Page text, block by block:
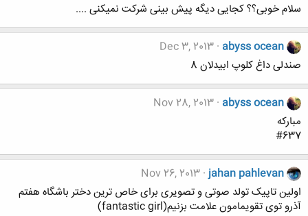
سلام خوبی؟؟ کجایی دیگه پیش بینی شرکت نمیکنی ....
abyss ocean
Dec 3, 2013
صندلی داغ کلوپ ابیدلان 8
abyss ocean
Nov 28, 2013
مبارکه
#637
jahan pahlevan
Nov 26, 2013
اولین تاپیک تولد صوتی و تصویری برای خاص ترین دختر باشگاه هفتم
آذرو توی تقویمامون علامت بزنیم(fantastic girl)